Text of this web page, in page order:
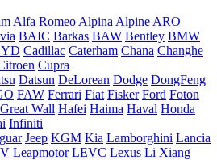
Alfa Romeo Alpina Alpine ARO
BAIC Barkas BAW Bentley BMW
Cadillac Caterham Chana Changhe
Cupra
Datsun DeLorean Dodge DongFeng
FAW Ferrari Fiat Fisker Ford Foton
Great Wall Hafei Haima Haval Honda
Infiniti
Jeep KGM Kia Lamborghini Lancia
Leapmotor LEVC Lexus Li Xiang